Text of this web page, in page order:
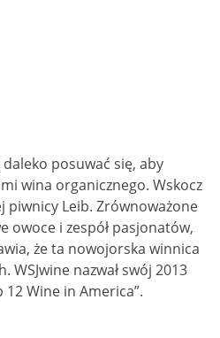
posuwać się, aby
wina organicznego. Wskocz
piwnicy Leib. Zrównoważone
owoce i zespół pasjonatów,
że ta nowojorska winnica
nazwał swój 2013
12 Wine in America”.